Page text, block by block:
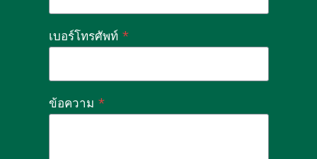
เบอร์โทรศัพท์ *
ข้อความ *